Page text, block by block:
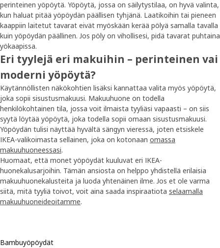
perinteinen yöpöytä. Yöpöytä, jossa on säilytystilaa, on hyvä valinta,
kun haluat pitää yöpöydän päällisen tyhjänä. Laatikoihin tai pieneen
kaappiin laitetut tavarat eivät myöskään kerää pölyä samalla tavalla
kuin yöpöydän päällinen. Jos pöly on vihollisesi, pidä tavarat puhtaina
yökaapissa.
Eri tyylejä eri makuihin – perinteinen vai
moderni yöpöytä?
Käytännöllisten näkökohtien lisäksi kannattaa valita myös yöpöytä,
joka sopii sisustusmakuusi. Makuuhuone on todella
henkilökohtainen tila, jossa voit ilmaista tyyliäsi vapaasti – on siis
syytä löytää yöpöytä, joka todella sopii omaan sisustusmakuusi.
Yöpöydän tulisi näyttää hyvältä sängyn vieressä, joten etsiskele
IKEA-valikoimasta sellainen, joka on kotonaan omassa
makuuhuoneessasi.
Huomaat, että monet yöpöydät kuuluvat eri IKEA-
huonekalusarjoihin. Tämän ansiosta on helppo yhdistellä erilaisia
makuuhuonekalusteita ja luoda yhtenäinen ilme. Jos et ole varma
siitä, mitä tyyliä toivot, voit aina saada inspiraatiota selaamalla
makuuhuoneideoitamme.
Bambuyöpöydät